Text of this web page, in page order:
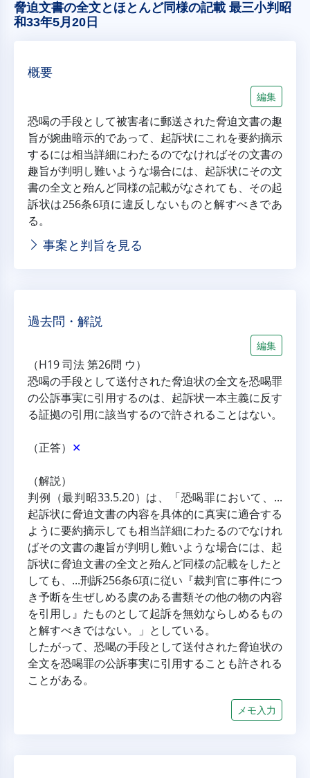
脅迫文書の全文とほとんど同様の記載 最三小判昭
和33年5月20日
概要
編集
恐喝の手段として被害者に郵送された脅迫文書の趣
旨が婉曲暗示的であって、起訴状にこれを要約摘示
するには相当詳細にわたるのでなければその文書の
趣旨が判明し難いような場合には、起訴状にその文
書の全文と殆んど同様の記載がなされても、その起
訴状は256条6項に違反しないものと解すべきであ
る。
事案と判旨を見る
過去問・解説
編集
（H19 司法 第26問 ウ）
恐喝の手段として送付された脅迫状の全文を恐喝罪
の公訴事実に引用するのは、起訴状一本主義に反す
る証拠の引用に該当するので許されることはない。
（正答） ✕
（解説）
判例（最判昭33.5.20）は、「恐喝罪において、...
起訴状に脅迫文書の内容を具体的に真実に適合する
ように要約摘示しても相当詳細にわたるのでなけれ
ばその文書の趣旨が判明し難いような場合には、起
訴状に脅迫文書の全文と殆んど同様の記載をしたと
しても、...刑訴256条6項に従い『裁判官に事件につ
き予断を生ぜしめる虞のある書類その他の物の内容
を引用し』たものとして起訴を無効ならしめるもの
と解すべきではない。」としている。
したがって、恐喝の手段として送付された脅迫状の
全文を恐喝罪の公訴事実に引用することも許される
ことがある。
メモ入力